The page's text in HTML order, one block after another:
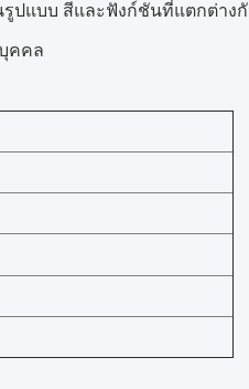
ปแบบ สีและฟังก์ชันที่แตกต่า
คคล